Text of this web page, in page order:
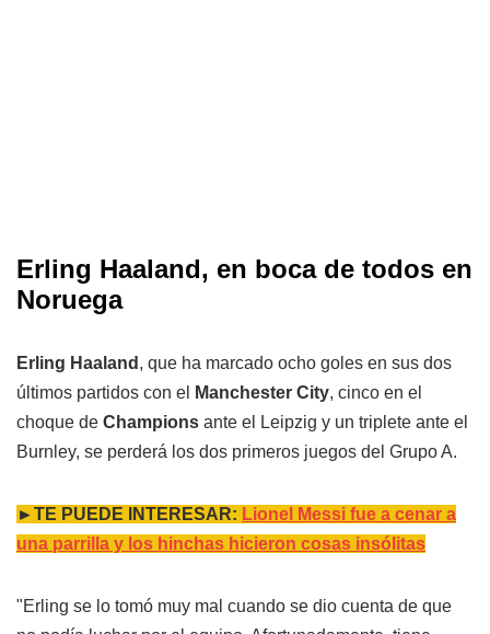
Erling Haaland, en boca de todos en
Noruega
Erling Haaland , que ha marcado ocho goles en sus dos
últimos partidos con el
Manchester City, cinco en el
choque de Champions ante el Leipzig y un triplete ante el
Burnley, se perderá los dos primeros juegos del Grupo A.
►TE PUEDE INTERESAR: Lionel Messi fue a cenar a
una parrilla y los hinchas hicieron cosas insólitas
"Erling se lo tomó muy mal cuando se dio cuenta de que